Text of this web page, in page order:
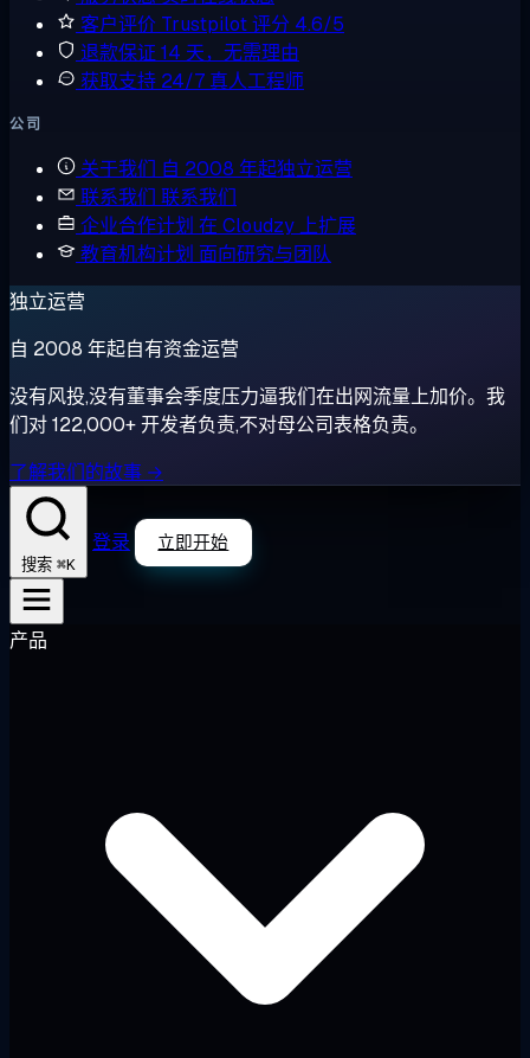
客户评价 Trustpilot 评分 4.6/5
退款保证 14 天，无需理由
获取支持 24/7 真人工程师
公司
关于我们 自 2008 年起独立运营
联系我们 联系我们
企业合作计划 在 Cloudzy 上扩展
教育机构计划 面向研究与团队
独立运营
自 2008 年起自有资金运营
没有风投,没有董事会季度压力逼我们在出网流量上加价。我
们对 122,000+ 开发者负责,不对母公司表格负责。
了解我们的故事 →
搜索 ⌘K
登录 立即开始
产品